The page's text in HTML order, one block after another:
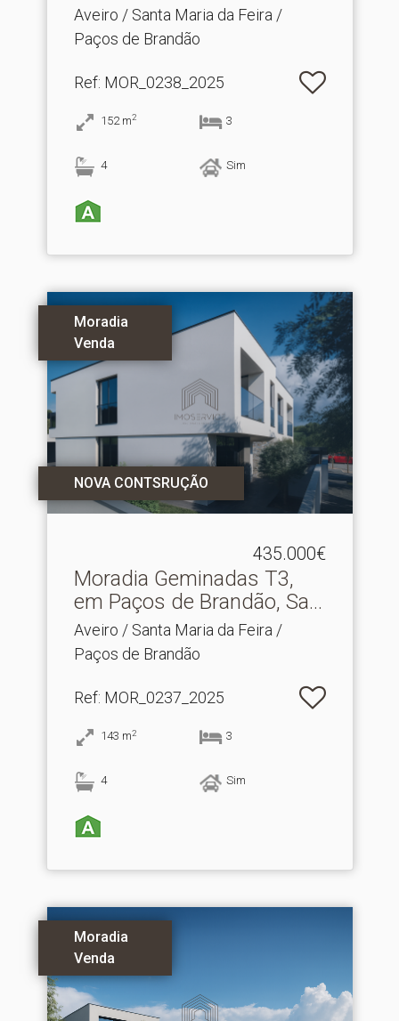
Aveiro / Santa Maria da Feira /
Paços de Brandão
Ref: MOR_0238_2025
152 m2 3
4 Sim
Moradia
Venda
NOVA CONTSRUÇÃO
435.000€
Moradia Geminadas T3,
em Paços de Brandão, Sa.​..
Aveiro / Santa Maria da Feira /
Paços de Brandão
Ref: MOR_0237_2025
143 m2 3
4 Sim
Moradia
Venda